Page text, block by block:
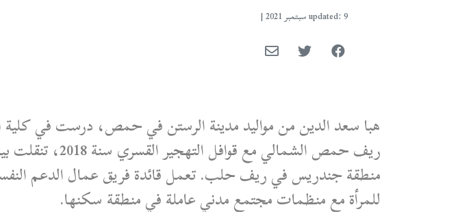
updated: 9 سبتمبر 2021 |
هبا سعد الدين من مواليد مدينة الرستن في حمص، درست في
ريف حمص
منطقة جندريس في ريف حلب. تعمل قائدة فريق عمال الدعم
للمرأة مع منظمات مجتمع مدني عاملة في منطقة سكنها.